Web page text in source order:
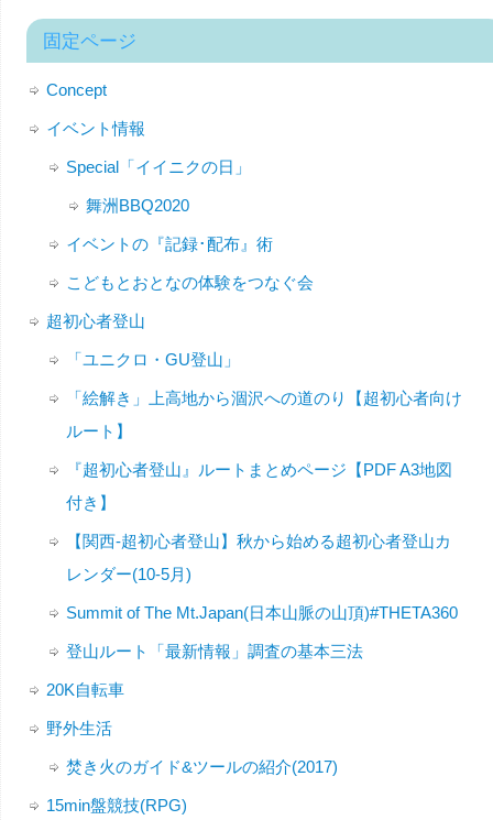
固定ページ
Concept
イベント情報
Special「イイニクの日」
舞洲BBQ2020
イベントの『記録･配布』術
こどもとおとなの体験をつなぐ会
超初心者登山
「ユニクロ・GU登山」
「絵解き」上高地から涸沢への道のり【超初心者向け
ルート】
『超初心者登山』ルートまとめページ【PDF A3地図
付き】
【関西-超初心者登山】秋から始める超初心者登山カ
レンダー(10-5月)
Summit of The Mt.Japan(日本山脈の山頂)#THETA360
登山ルート「最新情報」調査の基本三法
20K自転車
野外生活
焚き火のガイド&ツールの紹介(2017)
15min盤競技(RPG)